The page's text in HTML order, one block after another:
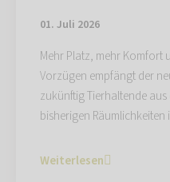
01. Juli 2026
Mehr Platz, mehr Komfort
Vorzügen empfängt der
zukünftig Tierhaltende
bisherigen
Weiterlesen